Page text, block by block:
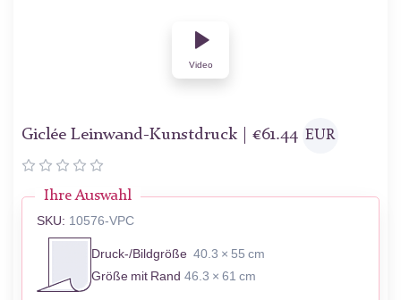
Video
Giclée Leinwand-Kunstdruck | €61.44 EUR
Ihre Auswahl
SKU: 10576-VPC
Druck-/Bildgröße 40.3 × 55 cm
Größe mit Rand 46.3 × 61 cm